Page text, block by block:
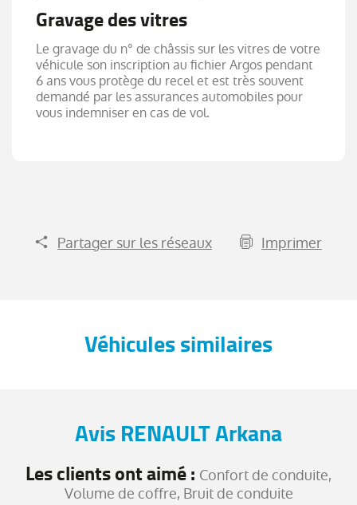
Gravage des vitres
Le gravage du n° de châssis sur les vitres de votre
véhicule son inscription au fichier Argos pendant
6 ans vous protège du recel et est très souvent
demandé par les assurances automobiles pour
vous indemniser en cas de vol.
Partager sur les réseaux Imprimer
Véhicules similaires
Avis RENAULT Arkana
Les clients ont aimé : Confort de conduite,
Volume de coffre, Bruit de conduite